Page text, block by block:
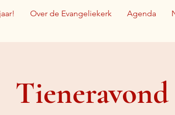
Over de Evangeliekerk Agenda
Tieneravond